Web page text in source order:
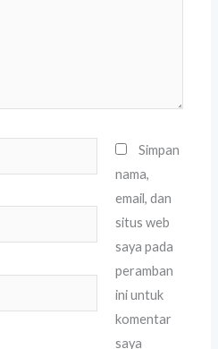
Simpan
nama,
email, dan
situs web
saya pada
peramban
ini untuk
komentar
saya